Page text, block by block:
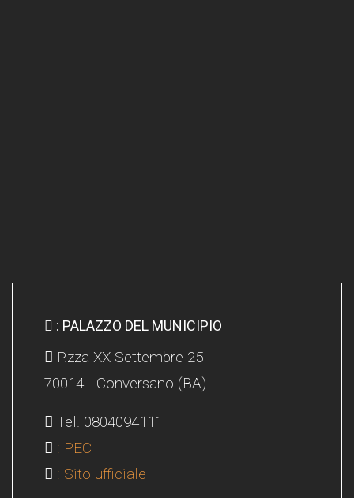
: PALAZZO DEL MUNICIPIO
P.zza XX Settembre 25
70014 - Conversano (BA)
Tel. 0804094111
: PEC
: Sito ufficiale